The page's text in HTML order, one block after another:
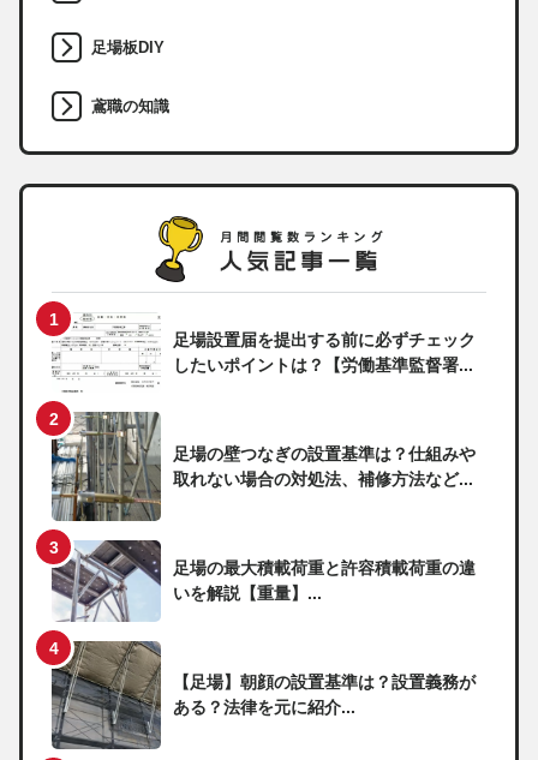
足場板DIY
鳶職の知識
足場設置届を提出する前に必ずチェック
したいポイントは？【労働基準監督署...
足場の壁つなぎの設置基準は？仕組みや
取れない場合の対処法、補修方法など...
足場の最大積載荷重と許容積載荷重の違
いを解説【重量】...
【足場】朝顔の設置基準は？設置義務が
ある？法律を元に紹介...